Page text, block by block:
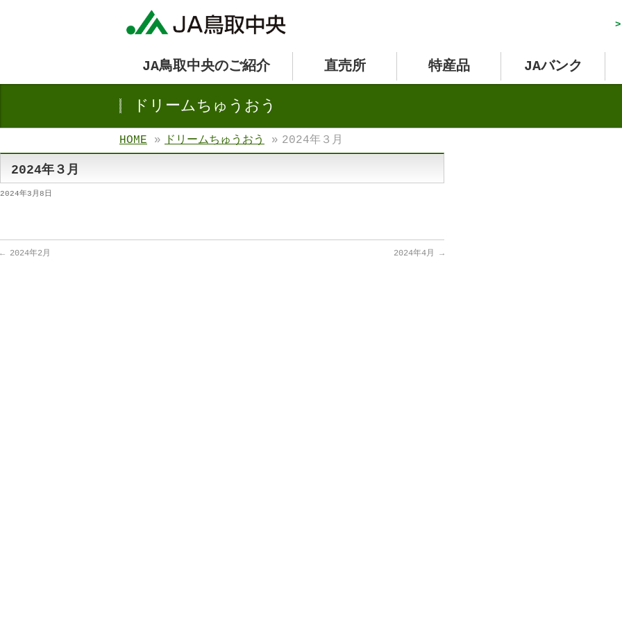
>
JA鳥取中央のご紹介 直売所 特産品 JAバンク
ドリームちゅうおう
HOME » ドリームちゅうおう » 2024年３月
2024年３月
2024年3月8日
← 2024年2月 2024年4月 →